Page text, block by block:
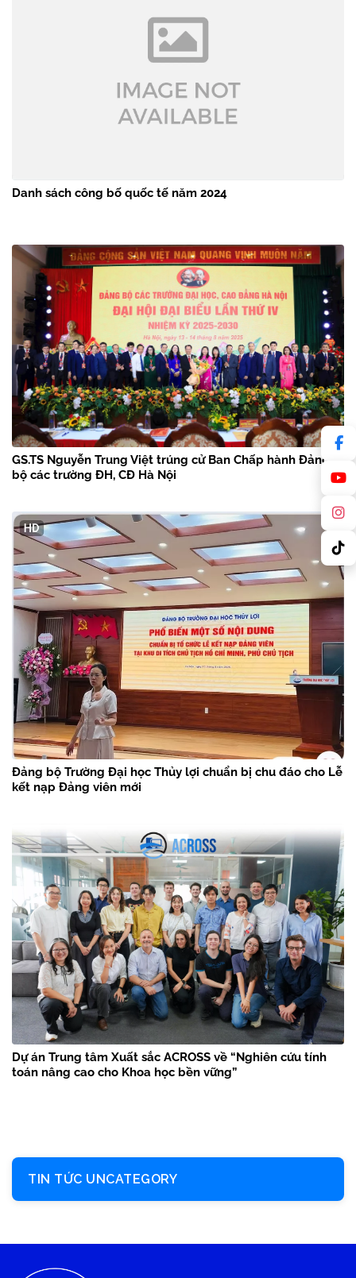
Danh sách công bố quốc tế năm 2024
GS.TS Nguyễn Trung Việt trúng cử Ban Chấp hành Đảng
bộ các trường ĐH, CĐ Hà Nội
Đảng bộ Trường Đại học Thủy lợi chuẩn bị chu đáo cho Lễ
kết nạp Đảng viên mới
Dự án Trung tâm Xuất sắc ACROSS về “Nghiên cứu tính
toán nâng cao cho Khoa học bền vững”
TIN TỨC UNCATEGORY